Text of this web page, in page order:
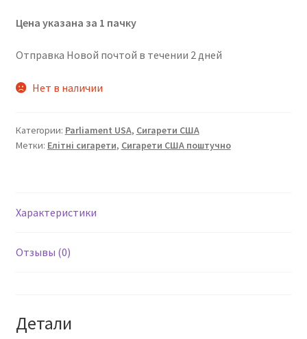
Цена указана за 1 пачку
Отправка Новой почтой в течении 2 дней
Нет в наличии
Категории: Parliament USA, Сигарети США
Метки: Елітні сигарети, Сигарети США поштучно
Характеристики
Отзывы (0)
Детали